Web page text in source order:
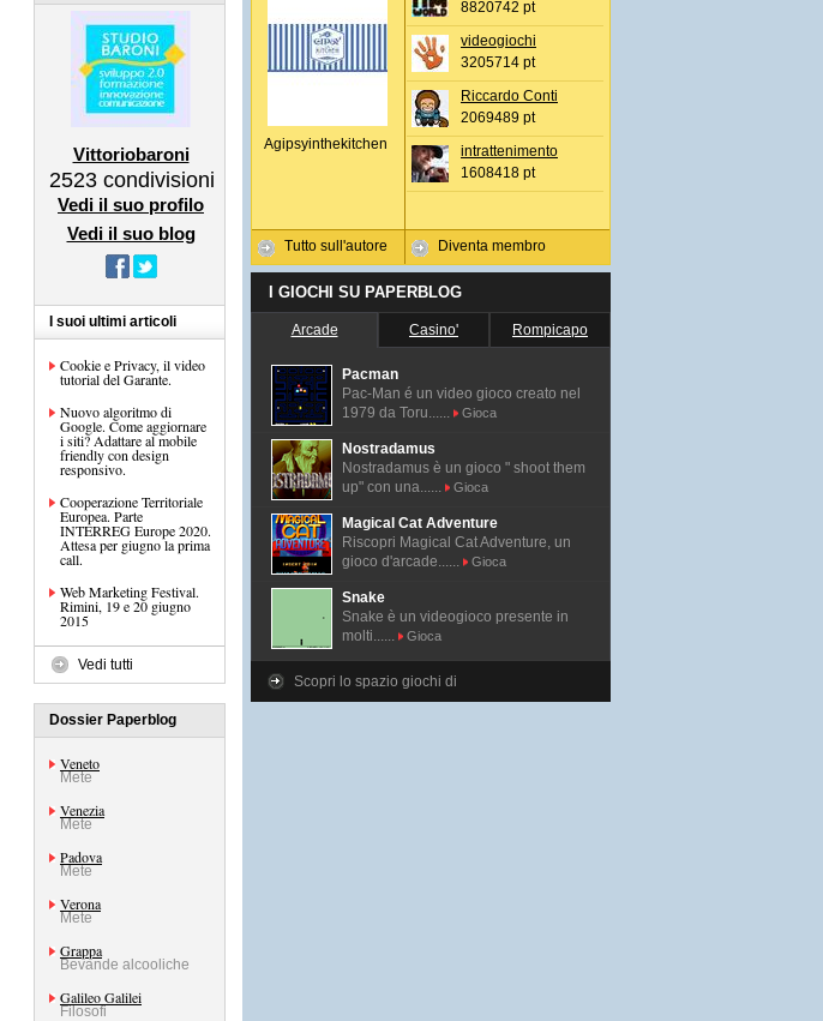
Vittoriobaroni
2523 condivisioni
Vedi il suo profilo
Vedi il suo blog
I suoi ultimi articoli
Cookie e Privacy, il video
tutorial del Garante.
Nuovo algoritmo di
Google. Come aggiornare
i siti? Adattare al mobile
friendly con design
responsivo.
Cooperazione Territoriale
Europea. Parte
INTERREG Europe 2020.
Attesa per giugno la prima
call.
Web Marketing Festival.
Rimini, 19 e 20 giugno
2015
Vedi tutti
Dossier Paperblog
Veneto
Mete
Venezia
Mete
Padova
Mete
Verona
Mete
Grappa
Bevande alcooliche
Galileo Galilei
Filosofi
Agipsyinthekitchen
Tutto sull'autore
8820742 pt
videogiochi
3205714 pt
Riccardo Conti
2069489 pt
intrattenimento
1608418 pt
Diventa membro
I GIOCHI SU PAPERBLOG
Arcade Casino' Rompicapo
Pacman
Pac-Man é un video gioco creato nel
1979 da Toru......
Gioca
Nostradamus
Nostradamus è un gioco " shoot them
up" con una......
Gioca
Magical Cat Adventure
Riscopri Magical Cat Adventure, un
gioco d'arcade......
Gioca
Snake
Snake è un videogioco presente in
molti......
Gioca
Scopri lo spazio giochi di